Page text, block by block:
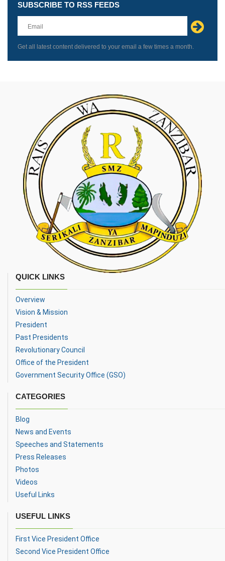
Leave
this
field
blank
SUBSCRIBE TO RSS FEEDS
Get all latest content delivered to your email a few times a month.
QUICK LINKS
Overview
Vision & Mission
President
Past Presidents
Revolutionary Council
Office of the President
Government Security Office (GSO)
CATEGORIES
Blog
News and Events
Speeches and Statements
Press Releases
Photos
Videos
Useful Links
USEFUL LINKS
First Vice President Office
Second Vice President Office